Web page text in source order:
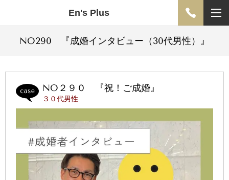
En's Plus
NO290 『成婚インタビュー（30代男性） 』
NO２９０ 『祝！ご成婚』
３０代男性